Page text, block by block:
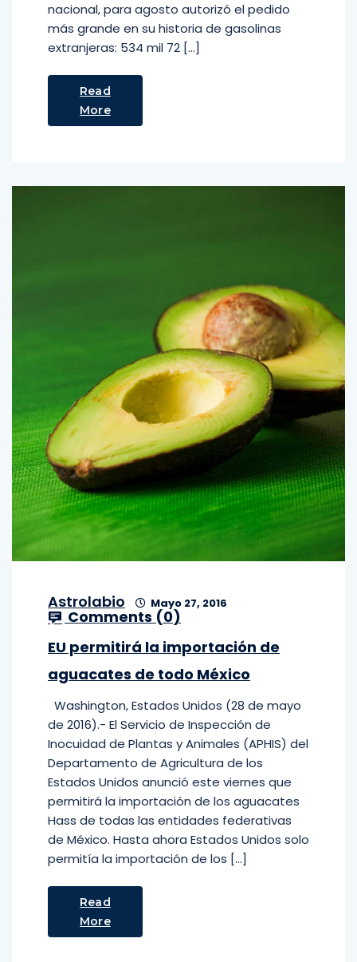
nacional, para agosto autorizó el pedido
más grande en su historia de gasolinas
extranjeras: 534 mil 72 […]
Read
More
Astrolabio Mayo 27, 2016
Comments (0)
EU permitirá la importación de
aguacates de todo México
Washington, Estados Unidos (28 de mayo
de 2016).- El Servicio de Inspección de
Inocuidad de Plantas y Animales (APHIS) del
Departamento de Agricultura de los
Estados Unidos anunció este viernes que
permitirá la importación de los aguacates
Hass de todas las entidades federativas
de México. Hasta ahora Estados Unidos solo
permitía la importación de los […]
Read
More